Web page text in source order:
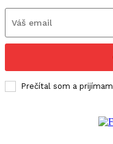
Prečítal som a prijímam